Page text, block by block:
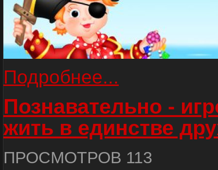
Подробнее...
Познавательно -
жить в единстве
ПРОСМОТРОВ 113